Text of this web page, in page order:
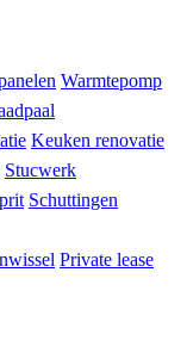
Warmtepomp
Keuken renovatie
Stucwerk
Schuttingen
Private lease